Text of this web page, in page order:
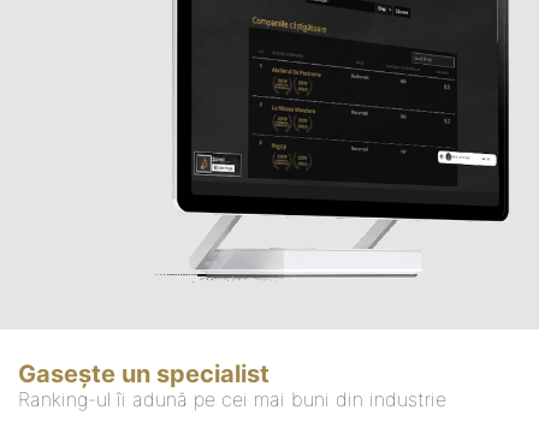
Gasește un specialist
Ranking-ul îi adună pe cei mai buni din industrie